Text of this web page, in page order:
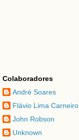
Colaboradores
André Soares
Flávio Lima Carneiro
John Robson
Unknown